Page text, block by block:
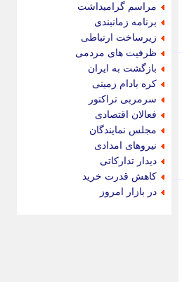
مراسم گرامیداشت
برنامه زمانبندی
زیرساخت ارتباطی
ظرفیت های مردمی
بازگشت به ایران
کره بادام زمینی
سرمربی تراکتور
فعالان اقتصادی
مجلس نمایندگان
نیروهای امدادی
دیدار تدارکاتی
کاهش قدرت خرید
در بازار امروز